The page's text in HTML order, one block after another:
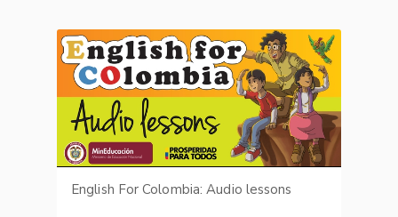
English For Colombia: Audio lessons